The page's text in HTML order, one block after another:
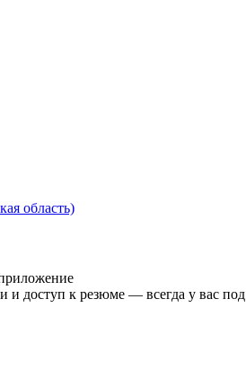
область)
и доступ к резюме — всегда у вас